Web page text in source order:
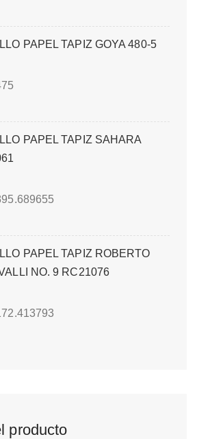
PAPEL TAPIZ GOYA 480-5
PAPEL TAPIZ SAHARA
PAPEL TAPIZ ROBERTO
NO. 9 RC21076
producto